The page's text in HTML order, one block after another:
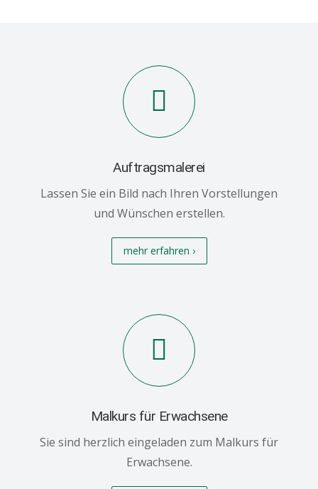
Auftragsmalerei
Lassen Sie ein Bild nach Ihren Vorstellungen
und Wünschen erstellen.
mehr erfahren ›
Malkurs für Erwachsene
Sie sind herzlich eingeladen zum Malkurs für
Erwachsene.